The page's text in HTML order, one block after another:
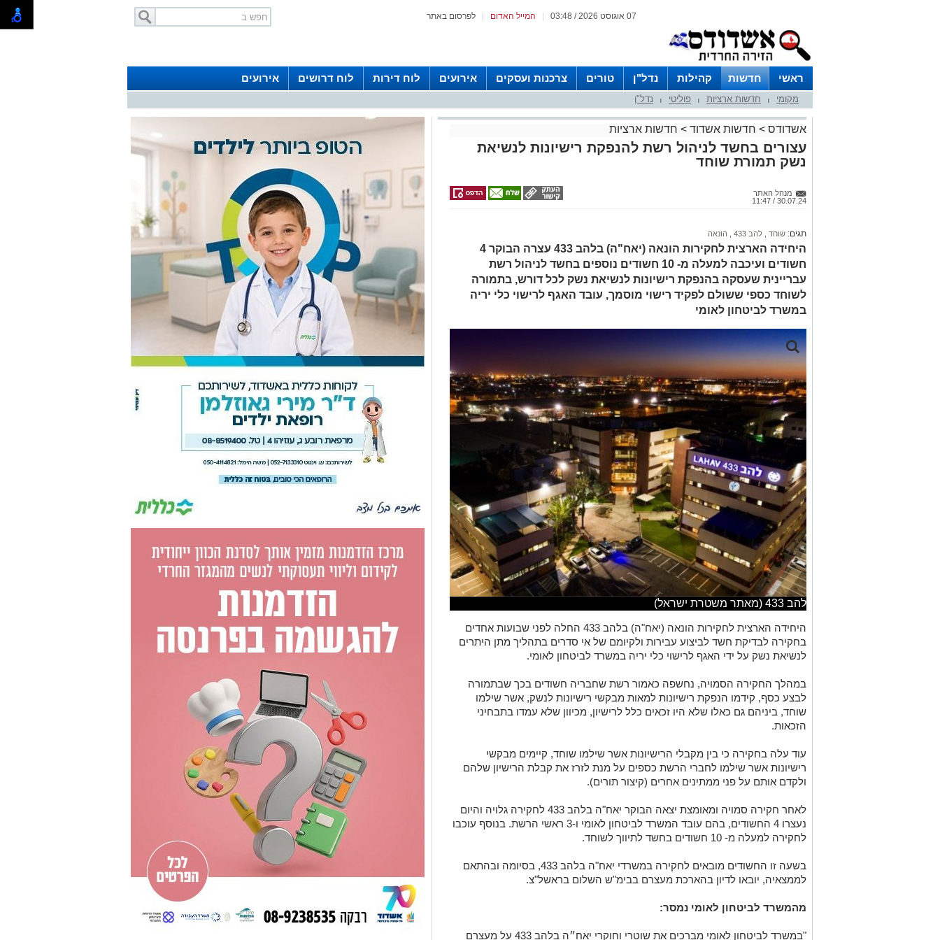
לפרסום באתר המייל האדום 07 אוגוסט 2026 / 03:48
ראשי חדשות קהילות נדל"ן טורים צרכנות ועסקים אירועים לוח דירות לוח דרושים אירועים
מקומי חדשות ארציות פוליטי נדל"ן
אשדודס > חדשות אשדוד > חדשות ארציות
עצורים בחשד לניהול רשת להנפקת רישיונות לנשיאת
נשק תמורת שוחד
מנהל האתר
30.07.24 / 11:47
תגים: שוחד להב 433 הונאה
היחידה הארצית לחקירות הונאה (יאח"ה) בלהב 433 עצרה הבוקר 4
חשודים ועיכבה למעלה מ- 10 חשודים נוספים בחשד לניהול רשת
עבריינית שעסקה בהנפקת רישיונות לנשיאת נשק לכל דורש, בתמורה
לשוחד כספי ששולם לפקיד רישוי מוסמך, עובד האגף לרישוי כלי יריה
במשרד לביטחון לאומי
להב 433 (מאתר משטרת ישראל)
היחידה הארצית לחקירות הונאה (יאח"ה) בלהב 433 החלה לפני שבועות אחדים
בחקירה לבדיקת חשד לביצוע עבירות ולקיומם של אי סדרים בתהליך מתן היתרים
לנשיאת נשק על ידי האגף לרישוי כלי יריה במשרד לביטחון לאומי.
במהלך החקירה הסמויה, נחשפה כאמור רשת שחבריה חשודים בכך שבתמורה
לבצע כסף, קידמו הנפקת רישיונות למאות מבקשי רישיונות לנשק, אשר שילמו
שוחד, ביניהם גם כאלו שלא היו זכאים כלל לרישיון, מכיוון שלא עמדו בתבחיני
הזכאות.
עוד עלה בחקירה כי בין מקבלי הרישיונות אשר שילמו שוחד, קיימים מבקשי
רישיונות אשר שילמו לחברי הרשת כספים על מנת לזרז את קבלת הרישיון שלהם
ולקדם אותם על פני ממתינים אחרים (קיצור תורים).
לאחר חקירה סמויה ומאומצת
יצאה הבוקר יאח"ה בלהב 433 לחקירה גלויה והיום
נעצרו 4 החשודים, בהם עובד המשרד לביטחון לאומי ו-3 ראשי הרשת. בנוסף עוכבו
לחקירה למעלה מ- 10 חשודים בחשד לתיווך לשוחד.
בשעה זו החשודים מובאים לחקירה במשרדי יאח"ה בלהב 433, בסיומה ובהתאם
לממצאיה, יובאו לדיון בהארכת מעצרם בבימ"ש השלום בראשל"צ.
מהמשרד לביטחון לאומי נמסר:
"במשרד לביטחון לאומי מברכים את שוטרי וחוקרי יאח״ה בלהב 433 על מעצרם